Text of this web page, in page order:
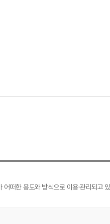
떠한 용도와 방식으로 이용·관리되고